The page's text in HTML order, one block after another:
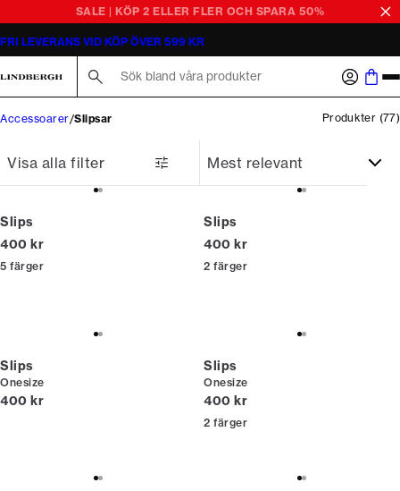
FRI LEVERANS VID KÖP ÖVER 599 KR
Accessoarer Slipsar Produkter (77)
Visa alla filter
Slips
Nuvarande pris
400 kr
5 färger
Slips
Nuvarande pris
400 kr
2 färger
Slips
Onesize
Nuvarande pris
400 kr
Slips
Onesize
Nuvarande pris
400 kr
2 färger